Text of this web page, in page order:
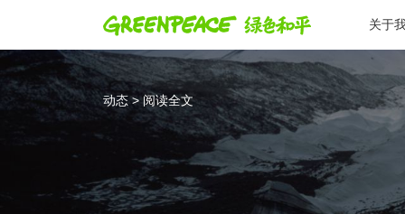
关于
动态 > 阅读全文